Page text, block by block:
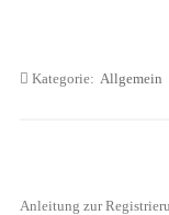
Kategorie: Allgemein
Anleitung zur